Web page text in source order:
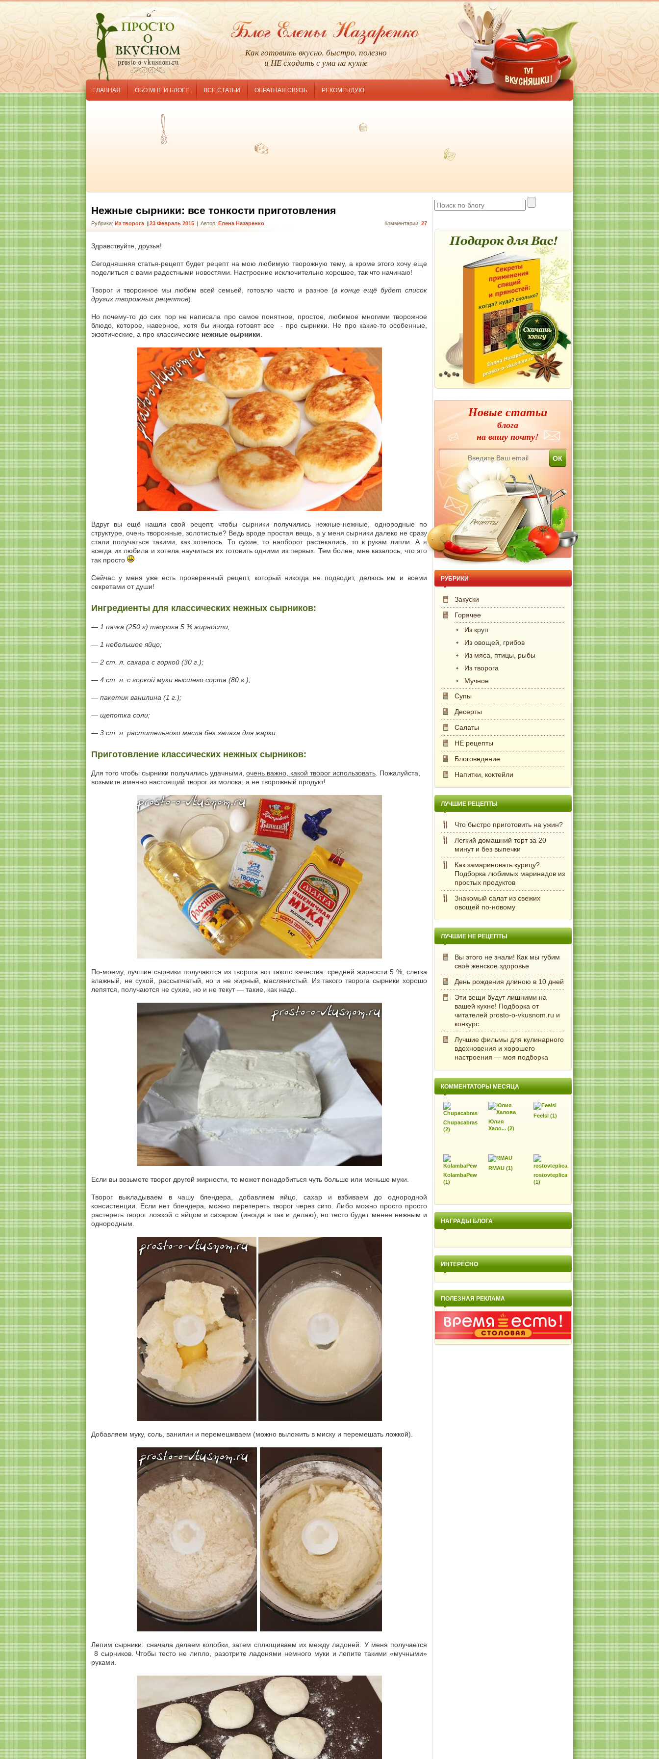
Как готовить вкусно, быстро, полезно
и НЕ сходить с ума на кухне
ГЛАВНАЯ ОБО МНЕ И БЛОГЕ ВСЕ СТАТЬИ ОБРАТНАЯ СВЯЗЬ РЕКОМЕНДУЮ
Нежные сырники: все тонкости приготовления
Комментарии: 27
Рубрика: Из творога | 23 Февраль 2015 | Автор: Елена Назаренко
Здравствуйте, друзья!
Сегодняшняя статья-рецепт будет рецепт на мою любимую творожную тему, а кроме этого хочу еще
поделиться с вами радостными новостями. Настроение исключительно хорошее, так что начинаю!
Творог и творожное мы любим всей семьей, готовлю часто и разное (в конце ещё будет список
других творожных рецептов).
Но почему-то до сих пор не написала про самое понятное, простое, любимое многими творожное
блюдо, которое, наверное, хотя бы иногда готовят все - про сырники. Не про какие-то особенные,
экзотические, а про классические нежные сырники
Вдруг вы ещё нашли свой рецепт, чтобы сырники получились нежные-нежные, однородные по
структуре, очень творожные, золотистые? Ведь вроде простая вещь, а у меня сырники далеко не сразу
стали получаться такими, как хотелось. То сухие, то наоборот растекались, то к рукам липли. А я
всегда их любила и хотела научиться их готовить одними из первых. Тем более, мне казалось, что это
так просто
Сейчас у меня уже есть проверенный рецепт, который никогда не подводит, делюсь им и всеми
секретами от души!
Ингредиенты для классических нежных сырников:
— 1 пачка (250 г) творога 5 % жирности;
— 1 небольшое яйцо;
— 2 ст. л. сахара с горкой (30 г.);
— 4 ст. л. с горкой муки высшего сорта (80 г.);
— пакетик ванилина (1 г.);
— щепотка соли;
— 3 ст. л. растительного масла без запаха для жарки.
Приготовление классических нежных сырников:
Для того чтобы сырники получились удачными, очень важно, какой творог использовать . Пожалуйста,
возьмите именно настоящий творог из молока, а не творожный продукт!
По-моему, лучшие сырники получаются из творога вот такого качества: средней жирности 5 %, слегка
влажный, не сухой, рассыпчатый, но и не жирный, маслянистый. Из такого творога сырники хорошо
лепятся, получаются не сухие, но и не текут — такие, как надо.
Если вы возьмете творог другой жирности, то может понадобиться чуть больше или меньше муки.
Творог выкладываем в чашу блендера, добавляем яйцо, сахар и взбиваем до однородной
консистенции. Если нет блендера, можно перетереть творог через сито. Либо можно просто просто
растереть творог ложкой с яйцом и сахаром (иногда я так и делаю), но тесто будет менее нежным и
однородным.
Добавляем муку, соль, ванилин и перемешиваем (можно выложить в миску и перемешать ложкой).
Лепим сырники: сначала делаем колобки, затем сплющиваем их между ладоней. У меня получается
8 сырников. Чтобы тесто не липло, разотрите ладонями немного муки и лепите такими «мучными»
руками.
Новые статьи
блога
на вашу почту!
РУБРИКИ
Закуски
Горячее
Из круп
Из овощей, грибов
Из мяса, птицы, рыбы
Из творога
Мучное
Супы
Десерты
Салаты
НЕ рецепты
Блоговедение
Напитки, коктейли
ЛУЧШИЕ РЕЦЕПТЫ
Что быстро приготовить на ужин?
Легкий домашний торт за 20
минут и без выпечки
Как замариновать курицу?
Подборка любимых маринадов из
простых продуктов
Знакомый салат из свежих
овощей по-новому
ЛУЧШИЕ НЕ РЕЦЕПТЫ
Вы этого не знали! Как мы губим
своё женское здоровье
День рождения длиною в 10 дней
Эти вещи будут лишними на
вашей кухне! Подборка от
читателей prosto-o-vkusnom.ru и
конкурс
Лучшие фильмы для кулинарного
вдохновения и хорошего
настроения — моя подборка
КОММЕНТАТОРЫ МЕСЯЦА
Chupacabras
(2)
Юлия
Хало... (2)
Feelsl (1)
KolambaPew
(1)
RMAU (1)
rostovteplica
(1)
НАГРАДЫ БЛОГА
ИНТЕРЕСНО
ПОЛЕЗНАЯ РЕКЛАМА